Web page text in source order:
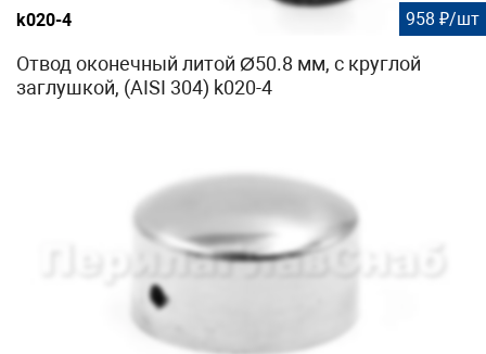
k020-4 958 ₽/шт
Отвод оконечный литой Ø50.8 мм, с круглой
заглушкой, (AISI 304) k020-4